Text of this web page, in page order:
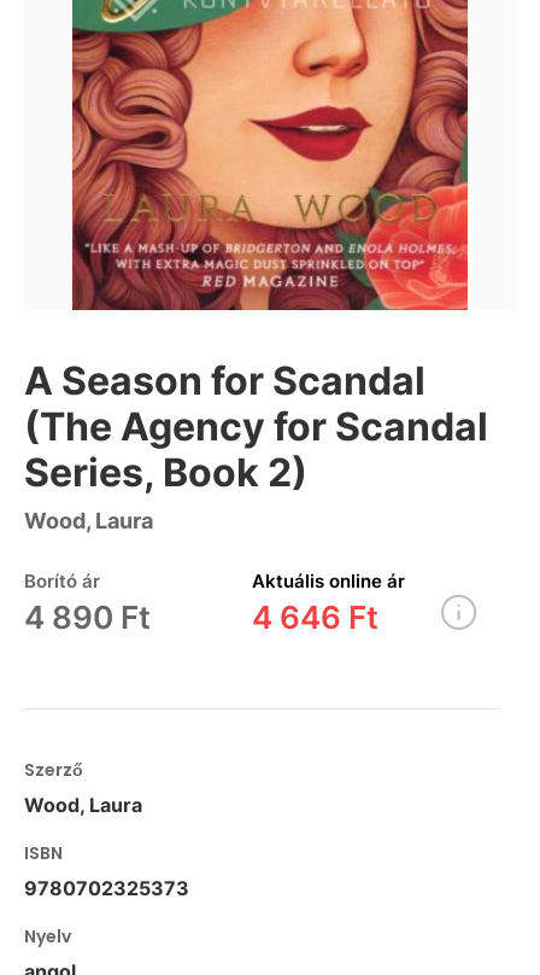
A Season for Scandal
(The Agency for Scandal
Series, Book 2)
Wood, Laura
Borító ár
4 890 Ft
Aktuális online ár
4 646 Ft
Szerző
Wood, Laura
ISBN
9780702325373
Nyelv